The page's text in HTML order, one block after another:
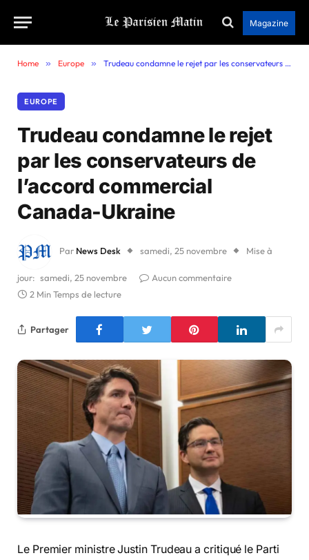
Magazine
Home » Europe » Trudeau condamne le rejet par les conservateurs de l’accord commercial Canada-Ukraine
EUROPE
Trudeau condamne le rejet
par les conservateurs de
l’accord commercial
Canada-Ukraine
Par News Desk samedi, 25 novembre Mise à
jour: samedi, 25 novembre
Aucun commentaire
2 Min Temps de lecture
Partager
Le Premier ministre Justin Trudeau a critiqué le Parti